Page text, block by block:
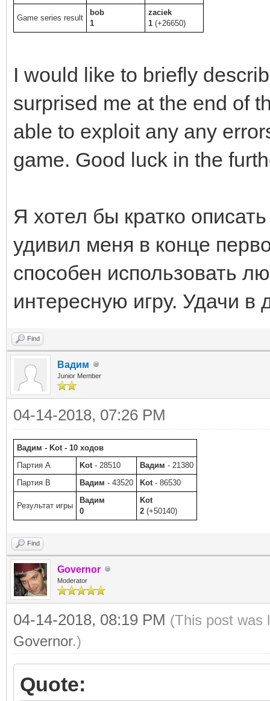
Game series result
bob
1
zaciek
1 (+26650)
I would like to briefly
surprised me at the end of
able to exploit any any
game. Good luck in the
Я хотел бы кратко
удивил меня в конце
способен использовать
интересную игру. Удачи в
Find
Вадим
Junior Member
04-14-2018, 07:26 PM
Вадим - Kot - 10 ходов
Партия A
Kot - 28510 Вадим - 21380
Партия B
Вадим - 43520 Kot - 86530
Результат игры
Вадим
0
Kot
2 (+50140)
Find
Governor
Moderator
04-14-2018, 08:19 PM (This post was
Governor.)
Quote: